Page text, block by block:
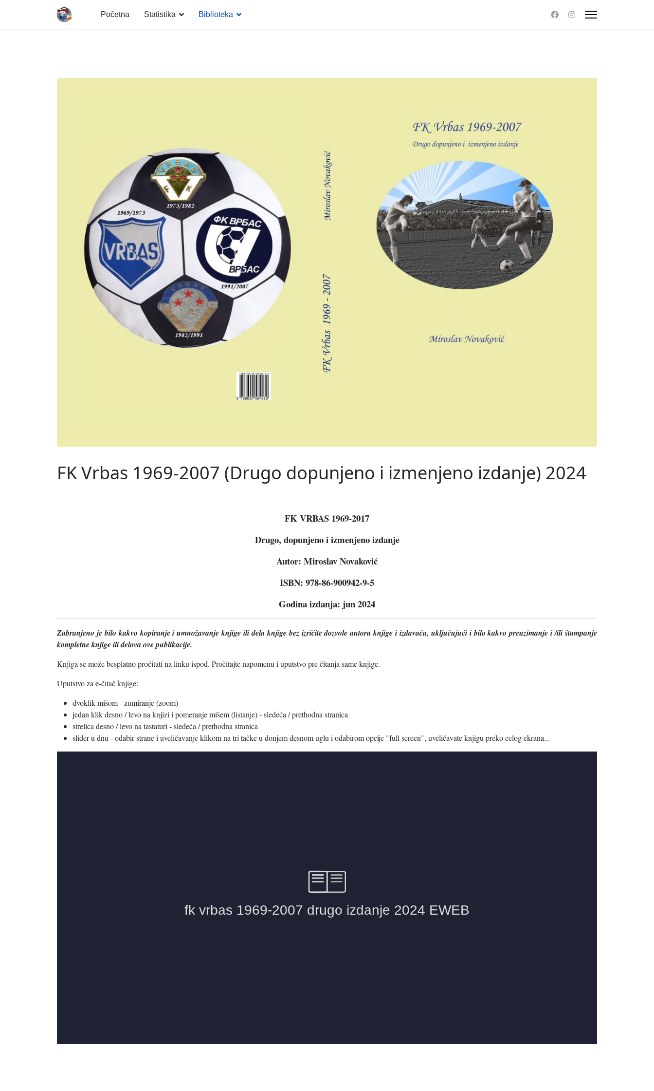
Početna Statistika Biblioteka
FK Vrbas 1969-2007 (Drugo dopunjeno i izmenjeno izdanje) 2024
FK VRBAS 1969-2017
Drugo, dopunjeno i izmenjeno izdanje
Autor: Miroslav Novaković
ISBN: 978-86-900942-9-5
Godina izdanja: jun 2024
Zabranjeno je bilo kakvo kopiranje i umnožavanje knjige ili dela knjige bez izričite dozvole autora knjige i izdavača, uključujući i bilo kakvo preuzimanje i /ili štampanje
kompletne knjige ili delova ove publikacije.
Knjiga se može besplatno pročitati na linku ispod. Pročitajte napomenu i uputstvo pre čitanja same knjige.
Uputstvo za e-čitač knjige:
dvoklik mišom - zumiranje (zoom)
jedan klik desno / levo na knjizi i pomeranje mišem (listanje) - sledeća / prethodna stranica
strelica desno / levo na tastaturi - sledeća / prethodna stranica
slider u dnu - odabir strane i uveličavanje klikom na tri tačke u donjem desnom uglu i odabirom opcije "full screen", uveličavate knjigu preko celog ekrana...